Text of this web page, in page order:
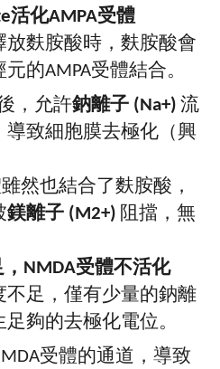
活化AMPA受體
放麩胺酸時，麩胺酸會
元的AMPA受體結合。
，允許鈉離子 (Na+) 流
導致細胞膜去極化（興
然也結合了麩胺酸，
鎂離子 (M2+) 阻擋，無
NMDA受體不活化
不足，僅有少量的鈉離
夠的去極化電位。
受體的通道，導致